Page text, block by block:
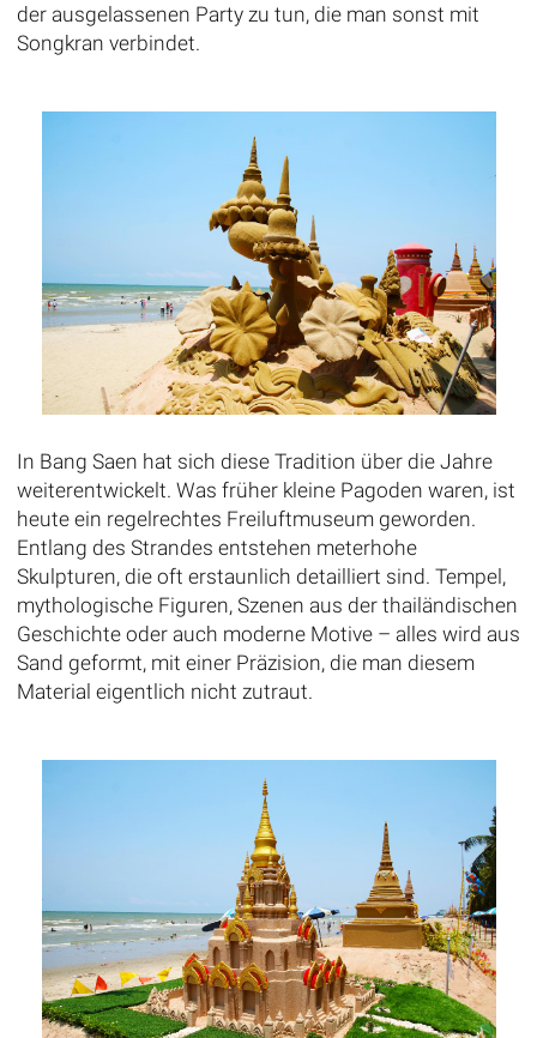
der ausgelassenen Party zu tun, die man sonst mit
Songkran verbindet.
In Bang Saen hat sich diese Tradition über die Jahre
weiterentwickelt. Was früher kleine Pagoden waren, ist
heute ein regelrechtes Freiluftmuseum geworden.
Entlang des Strandes entstehen meterhohe
Skulpturen, die oft erstaunlich detailliert sind. Tempel,
mythologische Figuren, Szenen aus der thailändischen
Geschichte oder auch moderne Motive – alles wird aus
Sand geformt, mit einer Präzision, die man diesem
Material eigentlich nicht zutraut.